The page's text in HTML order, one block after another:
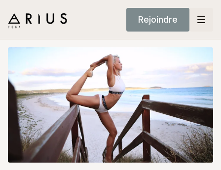
Rejoindre